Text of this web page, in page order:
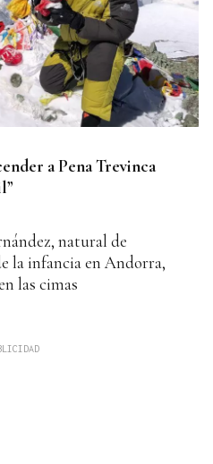
a Pena Trevinca
natural de
la infancia en Andorra,
las cimas